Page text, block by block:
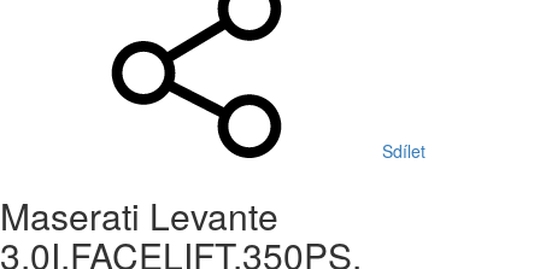
Sdílet
Maserati Levante
3.0I,FACELIFT,350PS.